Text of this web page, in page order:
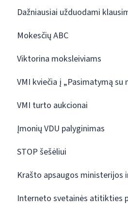
Dažniausiai užduodami
Mokesčių ABC
Viktorina moksleiviams
VMI kviečia į „Pasimatymą su
VMI turto aukcionai
Įmonių VDU palyginimas
STOP šešėliui
Krašto apsaugos ministerijos
Interneto svetainės atitikties